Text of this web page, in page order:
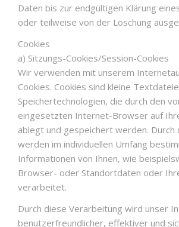
Daten bis zur endgültigen Klärung
oder teilweise von der Löschung
Cookies
a) Sitzungs-Cookies/Session-Cookies
Wir verwenden mit unserem
Cookies. Cookies sind kleine
Speichertechnologien, die durch den
eingesetzten Internet-Browser auf
ablegt und gespeichert werden. Durch
werden im individuellen Umfang
Informationen von Ihnen, wie
Browser- oder Standortdaten oder
verarbeitet.
Durch diese Verarbeitung wird unser
benutzerfreundlicher, effektiver und